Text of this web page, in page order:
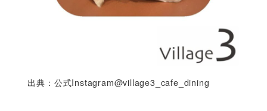
出典：公式Instagram@village3_cafe_dining